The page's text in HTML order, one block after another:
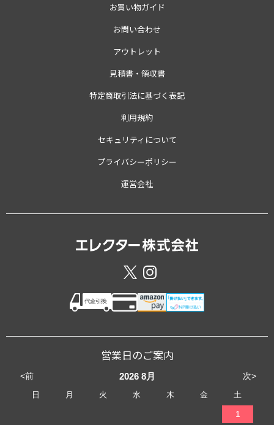
お買い物ガイド
お問い合わせ
アウトレット
見積書・領収書
特定商取引法に基づく表記
利用規約
セキュリティについて
プライバシーポリシー
運営会社
営業日のご案内
<前 次>
2026 8月
日 月 火 水 木 金 土
1